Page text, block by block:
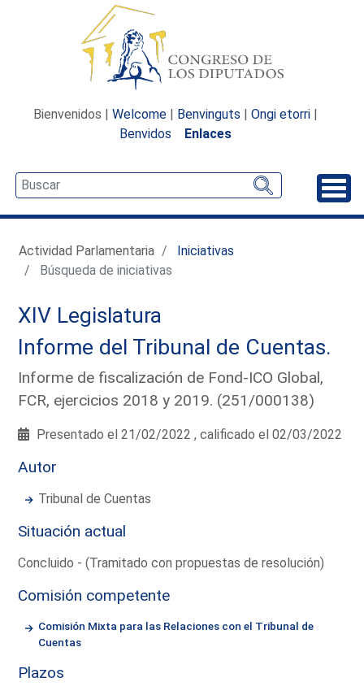
Bienvenidos | Welcome | Benvinguts | Ongi etorri |
Benvidos
Enlaces
Actividad Parlamentaria
Iniciativas
Búsqueda de iniciativas
XIV Legislatura
Informe del Tribunal de Cuentas.
Informe de fiscalización de Fond-ICO Global,
FCR, ejercicios 2018 y 2019. (251/000138)
Presentado el 21/02/2022 , calificado el 02/03/2022
Autor
Tribunal de Cuentas
Situación actual
Concluido - (Tramitado con propuestas de resolución)
Comisión competente
Comisión Mixta para las Relaciones con el Tribunal de
Cuentas
Plazos